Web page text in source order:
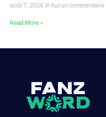
août 7, 2026 Aucun commentaire
Read More »